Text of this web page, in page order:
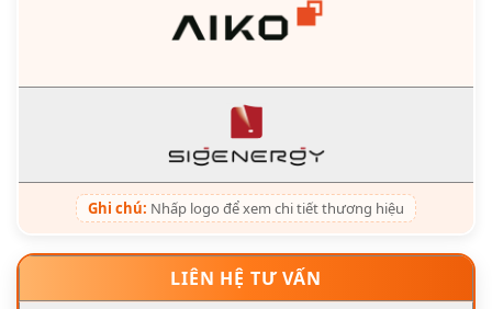
Ghi chú: Nhấp logo để xem chi tiết thương hiệu
LIÊN HỆ TƯ VẤN